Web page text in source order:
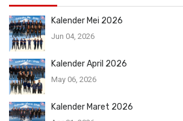
Kalender Mei 2026
Jun 04, 2026
Kalender April 2026
May 06, 2026
Kalender Maret 2026